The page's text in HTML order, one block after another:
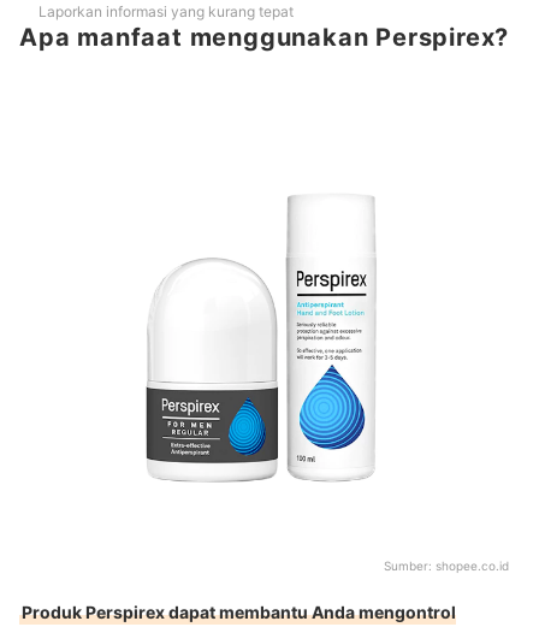
Laporkan informasi yang kurang tepat
Apa manfaat menggunakan Perspirex?
Sumber: shopee.co.id
Produk Perspirex dapat membantu Anda mengontrol